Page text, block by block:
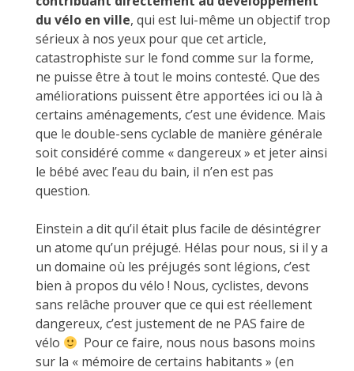
du vélo en ville, qui est lui-même un objectif trop
sérieux à nos yeux pour que cet article,
catastrophiste sur le fond comme sur la forme,
ne puisse être à tout le moins contesté. Que des
améliorations puissent être apportées ici ou là à
certains aménagements, c’est une évidence. Mais
que le double-sens cyclable de manière générale
soit considéré comme « dangereux » et jeter ainsi
le bébé avec l’eau du bain, il n’en est pas
question.
Einstein a dit qu’il était plus facile de désintégrer
un atome qu’un préjugé. Hélas pour nous, si il y a
un domaine où les préjugés sont légions, c’est
bien à propos du vélo ! Nous, cyclistes, devons
sans relâche prouver que ce qui est réellement
dangereux, c’est justement de ne PAS faire de
vélo
Pour ce faire, nous nous basons moins
sur la « mémoire de certains habitants » (en